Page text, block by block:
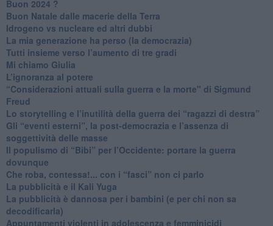
Buon 2024 ?
​Buon Natale dalle macerie della Terra
​Idrogeno vs nucleare ed altri dubbi
​La mia generazione ha perso (la democrazia)
​Tutti insieme verso l’aumento di tre gradi
Mi chiamo Giulia
L’ignoranza al potere
​“Considerazioni attuali sulla guerra e la morte" di Sigmund
Freud
​Lo storytelling e l’inutilità della guerra dei “ragazzi di destra”
​Gli “eventi esterni”, la post-democrazia e l’assenza di
soggettività delle masse
​Il populismo di “Bibi” per l’Occidente: portare la guerra
dovunque
​Che roba, contessa!... con i “fasci” non ci parlo
La pubblicità e il Kali Yuga
​La pubblicità è dannosa per i bambini (e per chi non sa
decodificarla)
​Appuntamenti violenti in adolescenza e femminicidi